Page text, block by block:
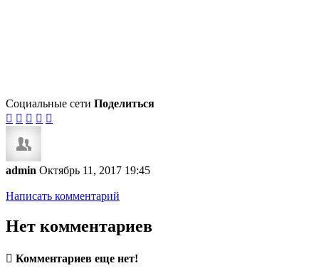
Социальные сети Поделиться
    
admin Октябрь 11, 2017 19:45
Написать комментарий
Нет комментариев
 Комментариев еще нет!